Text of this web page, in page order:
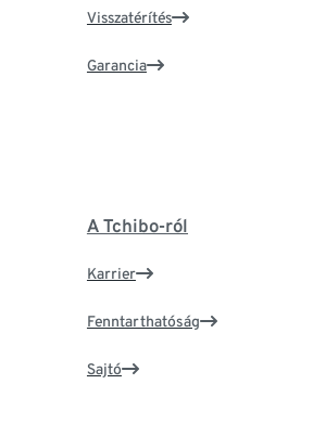
Visszatérítés
Garancia
A Tchibo-ról
Karrier
Fenntarthatóság
Sajtó